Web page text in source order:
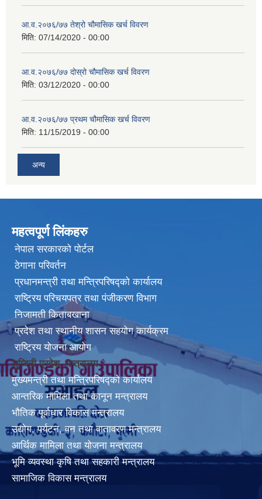
आ.व.२०७६/७७ तेश्रो चौमासिक खर्च विवरण
मिति: 07/14/2020 - 00:00
आ.व.२०७६/७७ दोस्रो चौमासिक खर्च विवरण
मिति: 03/12/2020 - 00:00
आ.व.२०७६/७७ प्रथम चौमासिक खर्च विवरण
मिति: 11/15/2019 - 00:00
अन्य
महत्वपूर्ण लिंकहरु
नेपाल सरकारको पोर्टल
ठेगाना परिवर्तन
प्रधानमन्त्री तथा मन्त्रिपरिषद्को कार्यालय
राष्ट्रिय परिचयपत्र तथा पंजीकरण विभाग
निजामती किताबखाना
प्रदेश तथा स्थानीय शासन सहयोग कार्यक्रम
राष्ट्रिय योजना आयोग
लुम्बिनी प्रदेश मन्त्रालय
मुख्यमन्त्री तथा मन्त्रिपरिषद्को कार्यालय
आन्तरिक मामिला तथा कानून मन्त्रालय
भौतिक पूर्वाधार विकास मन्त्रालय
उद्योग, पर्यटन, वन तथा वातावरण मन्त्रालय
आर्थिक मामिला तथा योजना मन्त्रालय
भूमि व्यवस्था कृषि तथा सहकारी मन्त्रालय
सामाजिक विकास मन्त्रालय